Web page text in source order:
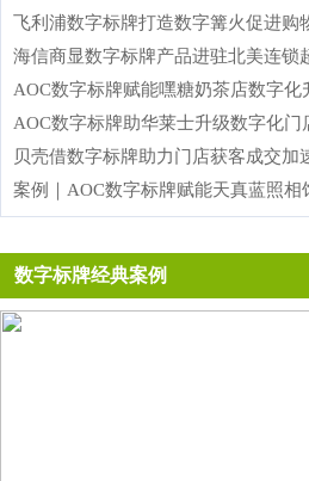
飞利浦数字标牌打造数字篝火促进购
海信商显数字标牌产品进驻北美连锁
AOC数字标牌赋能嘿糖奶茶店数字化
AOC数字标牌助华莱士升级数字化门
贝壳借数字标牌助力门店获客成交加
案例｜AOC数字标牌赋能天真蓝照相
数字标牌经典案例